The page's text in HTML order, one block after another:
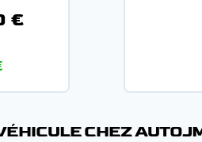
€
CHEZ